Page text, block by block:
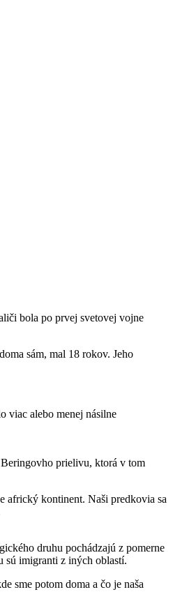
bola po prvej svetovej vojne
sám, mal 18 rokov. Jeho
viac alebo menej násilne
prielivu, ktorá v tom
africký kontinent. Naši predkovia sa
druhu pochádzajú z pomerne
sú imigranti z iných oblastí.
sme potom doma a čo je naša